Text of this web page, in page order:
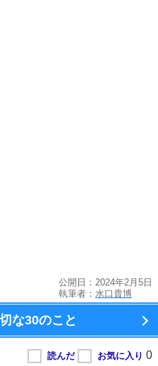
公開日：2024年2月5日
執筆者： 水口貴博
な30のこと